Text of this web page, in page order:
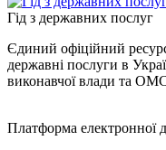
Гід з державних послуг
Єдиний офіційний
державні послуги в
виконавчої влади та
Платформа електронної